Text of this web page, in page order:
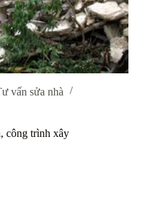
vấn sửa nhà
công trình xây